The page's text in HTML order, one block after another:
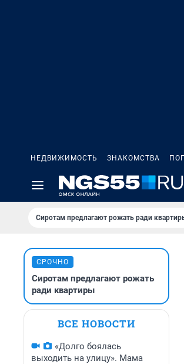
НЕДВИЖИМОСТЬ ЗНАКОМСТВА
Сиротам предлагают рожать ради
СРОЧНО
Сиротам предлагают рожать
ради квартиры
ВСЕ НОВОСТИ
«Долго боялась
выходить на улицу». Мама